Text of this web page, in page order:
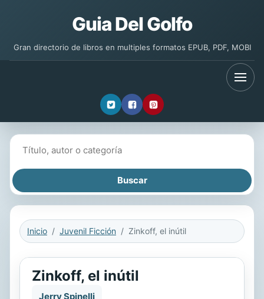
Guia Del Golfo
Gran directorio de libros en multiples formatos EPUB, PDF, MOBI
Inicio Juvenil Ficción Zinkoff, el inútil
Zinkoff, el inútil
Jerry Spinelli